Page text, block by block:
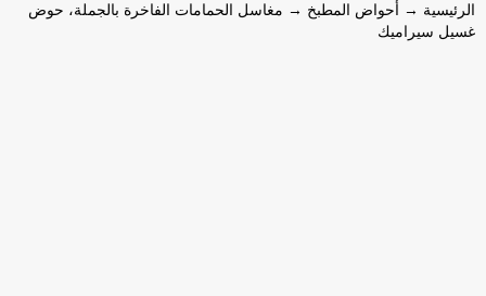
الرئيسية → أحواض المطبخ → مغاسل الحمامات الفاخرة بالجملة، حوض
غسيل سيراميك